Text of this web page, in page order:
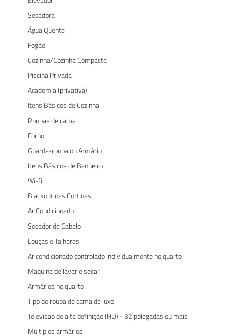
Secadora
Água Quente
Fogão
Cozinha/Cozinha Compacta
Piscina Privada
Academia (privativa)
Itens Básicos de Cozinha
Roupas de cama
Forno
Guarda-roupa ou Armário
Itens Básicos de Banheiro
Wi-fi
Blackout nas Cortinas
Ar Condicionado
Secador de Cabelo
Louças e Talheres
Ar condicionado controlado individualmente no quarto
Máquina de lavar e secar
Armários no quarto
Tipo de roupa de cama de luxo
Televisão de alta definição (HD) - 32 polegadas ou mais
Múltiplos armários